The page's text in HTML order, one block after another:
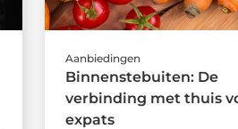
Aanbiedingen
Binnenstebuiten: De
verbinding met thuis
expats